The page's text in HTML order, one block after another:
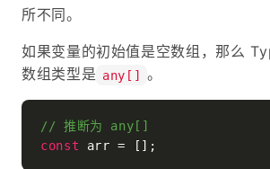
所不同。
如果变量的初始值是空数组，那么
数组类型是 any[] 。
// 推断为 any[]
const